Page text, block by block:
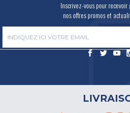
Inscrivez-vous pour
nos offres promos et